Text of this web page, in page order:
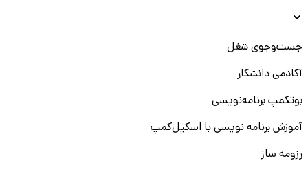
جست‌و‌جوی شغل
آکادمی دانشکار
بوتکمپ برنامه‌نویسی
آموزش برنامه نویسی با اسکیل‌کمپ
رزومه ساز